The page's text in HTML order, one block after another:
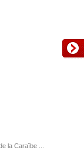
la Caraïbe ...